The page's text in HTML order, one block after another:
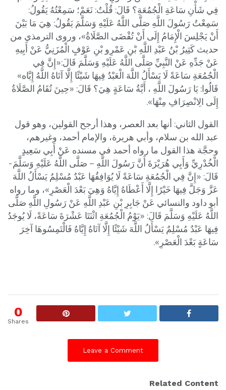
فِي شَأْنِ سَاعَةِ الْجُمُعَةِ؟ قَالَ: قُلْتُ: نَعَمْ؛ سَمِعْتُهُ يَقُولُ:
سَمِعْتُ رَسُولَ اللَّهِ صَلَّى اللَّهُ عَلَيْهِ وَسَلَّمَ يَقُولُ: هِيَ مَا بَيْنَ
أَنْ يَجْلِسَ الْإِمَامُ إِلَى أَنْ تُقْضَى الصَّلَاةُ»، وروى الترمذي من
حديث كَثِيرُ بْنُ عَبْدِ اللَّهِ بْنِ عَمْرِو بْنِ عَوْفٍ الْمُزَنِيُّ عَنْ أَبِيهِ
عَنْ جَدِّهِ عَنْ النَّبِيِّ صَلَّى اللَّهُ عَلَيْهِ وَسَلَّمَ قَالَ:«إِنَّ فِي
الْجُمُعَةِ سَاعَةً لَا يَسْأَلُ اللَّهَ الْعَبْدُ فِيهَا شَيْئًا إِلَّا آتَاهُ اللَّهُ إِيَّاه»
قَالُوا: يَا رَسُولَ اللَّهِ ، أَيَّةُ سَاعَةٍ هِيَ؟ قَالَ: «حِينَ تُقَامُ الصَّلَاةُ
إِلَى الِانْصِرَافِ مِنْهَا».
القول الثاني: أنها بعد العصر، وهذا أرجح القولين، وهو قول
عبد الله بن سلام، وأبي هريرة، والإمام أحمد، وغيرهم،
وحجَّة هذا القول ما رواه أحمد في مسنده عَنْ أَبِي سَعِيدٍ
الْخُدْرِيِّ وَأَبِي هُرَيْرَةَ أَنَّ رَسُولَ اللَّهِ – صَلَّى اللَّهُ عَلَيْهِ وَسَلَّمَ-
قَالَ: «إِنَّ فِي الْجُمُعَةِ سَاعَةً لَا يُوَافِقُهَا عَبْدٌ مُسْلِمٌ يَسْأَلُ اللَّهَ
عَزَّ وَجَلَّ فِيهَا خَيْرًا إِلَّا أَعْطَاهُ إِيَّاهُ وَهِيَ بَعْدَ الْعَصْرِ»، وما رواه
أبو داود والنسائي عَنْ جَابِرِ بْنِ عَبْدِ اللَّهِ عَنْ رَسُولِ اللَّهِ صَلَّى
اللَّهُ عَلَيْهِ وَسَلَّمَ قَالَ: «يَوْمُ الْجُمُعَةِ اثْنَتَا عَشْرَةَ سَاعَةً، لَا يُوجَدُ
فِيهَا عَبْدٌ مُسْلِمٌ يَسْأَلُ اللَّهَ شَيْئًا إِلَّا آتَاهُ إِيَّاهُ فَالْتَمِسُوهَا آخِرَ
سَاعَةٍ بَعْدَ الْعَصْرِ».
0
Shares
Leave a Comment
Related Content